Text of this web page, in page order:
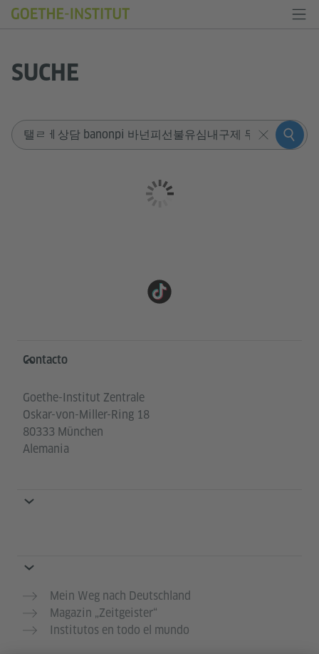
SUCHE
Sucheingabe
Service- und Informationsbereich
Contacto
Goethe-Institut Zentrale
Oskar-von-Miller-Ring 18
80333 München
Alemania
Mein Weg nach Deutschland
Magazin „Zeitgeister“
Institutos en todo el mundo